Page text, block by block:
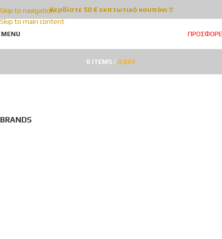
Skip to navigation
Skip to main content
Κερδίστε 50 € εκπτωτικό κουπόνι !!
MENU
0 ITEMS / 0,00€
BRANDS